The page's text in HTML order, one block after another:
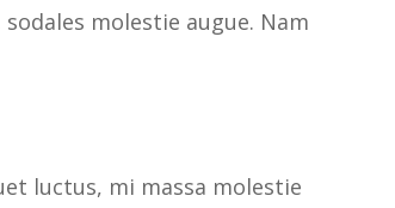
molestie augue. Nam
luctus, mi massa molestie